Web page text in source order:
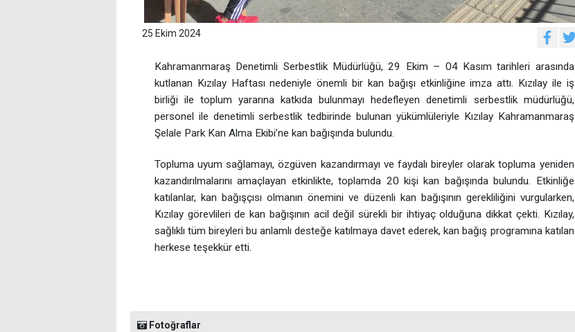
25 Ekim 2024
Kahramanmaraş Denetimli Serbestlik Müdürlüğü, 29 Ekim – 04 Kasım tarihleri arasında
kutlanan Kızılay Haftası nedeniyle önemli bir kan bağışı etkinliğine imza attı. Kızılay ile iş
birliği ile toplum yararına katkıda bulunmayı hedefleyen denetimli serbestlik müdürlüğü,
personel ile denetimli serbestlik tedbirinde bulunan yükümlüleriyle Kızılay Kahramanmaraş
Şelale Park Kan Alma Ekibi’ne kan bağışında bulundu.
Topluma uyum sağlamayı, özgüven kazandırmayı ve faydalı bireyler olarak topluma yeniden
kazandırılmalarını amaçlayan etkinlikte, toplamda 20 kişi kan bağışında bulundu. Etkinliğe
katılanlar, kan bağışçısı olmanın önemini ve düzenli kan bağışının gerekliliğini vurgularken,
Kızılay görevlileri de kan bağışının acil değil sürekli bir ihtiyaç olduğuna dikkat çekti. Kızılay,
sağlıklı tüm bireyleri bu anlamlı desteğe katılmaya davet ederek, kan bağış programına katılan
herkese teşekkür etti.
Fotoğraflar